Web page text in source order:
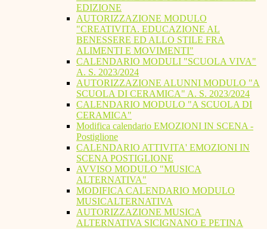
EDIZIONE
AUTORIZZAZIONE MODULO
"CREATIVITA. EDUCAZIONE AL
BENESSERE ED ALLO STILE FRA
ALIMENTI E MOVIMENTI"
CALENDARIO MODULI "SCUOLA VIVA"
A. S. 2023/2024
AUTORIZZAZIONE ALUNNI MODULO "A
SCUOLA DI CERAMICA" A. S. 2023/2024
CALENDARIO MODULO "A SCUOLA DI
CERAMICA"
Modifica calendario EMOZIONI IN SCENA -
Postiglione
CALENDARIO ATTIVITA' EMOZIONI IN
SCENA POSTIGLIONE
AVVISO MODULO "MUSICA
ALTERNATIVA"
MODIFICA CALENDARIO MODULO
MUSICALTERNATIVA
AUTORIZZAZIONE MUSICA
ALTERNATIVA SICIGNANO E PETINA